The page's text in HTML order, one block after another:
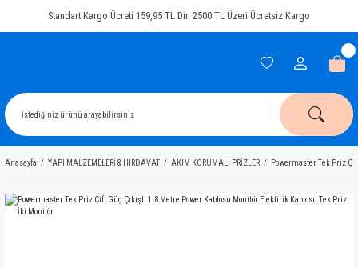
Standart Kargo Ücreti 159,95 TL Dir. 2500 TL Üzeri Ücretsiz Kargo
Anasayfa YAPI MALZEMELERİ & HIRDAVAT AKIM KORUMALI PRİZLER Powermaster Tek Priz